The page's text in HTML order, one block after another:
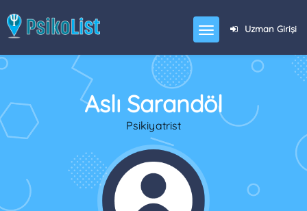
Uzman Girişi
Aslı Sarandöl
Psikiyatrist